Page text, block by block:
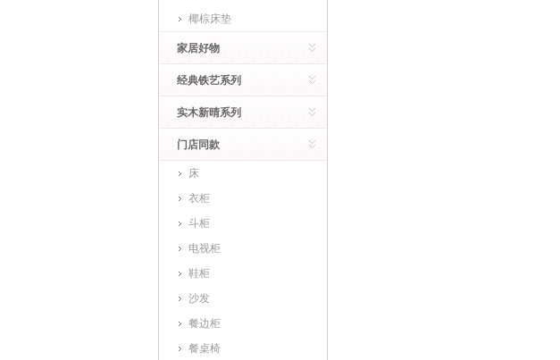
椰棕床垫
家居好物
经典铁艺系列
实木新晴系列
门店同款
床
衣柜
斗柜
电视柜
鞋柜
沙发
餐边柜
餐桌椅